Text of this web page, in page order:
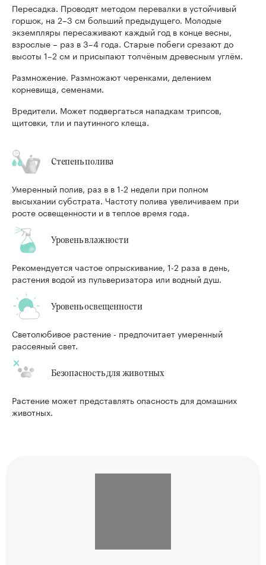
Пересадка. Проводят методом перевалки в устойчивый
горшок, на 2–3 см больший предыдущего. Молодые
экземпляры пересаживают каждый год в конце весны,
взрослые – раз в 3–4 года. Старые побеги срезают до
высоты 1–2 см и присыпают толчёным древесным углём.
Размножение. Размножают черенками, делением
корневища, семенами.
Вредители. Может подвергаться нападкам трипсов,
щитовки, тли и паутинного клеща.
Степень полива
Умеренный полив, раз в в 1-2 недели при полном
высыхании субстрата. Частоту полива увеличиваем при
росте освещенности и в теплое время года.
Уровень влажности
Рекомендуется частое опрыскивание, 1-2 раза в день,
растения водой из пульверизатора или водный душ.
Уровень освещенности
Светолюбивое растение - предпочитает умеренный
рассеяный свет.
Безопасность для животных
Растение может представлять опасность для домашних
животных.